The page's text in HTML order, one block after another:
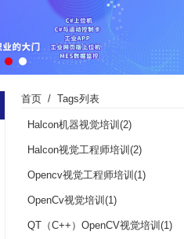
首页 Tags列表
Halcon机器视觉培训(2)
Halcon视觉工程师培训(2)
Opencv视觉工程师培训(1)
OpenCv视觉培训(1)
QT（C++）OpenCV视觉培训(1)